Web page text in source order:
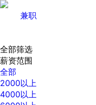
兼职
全部筛选
薪资范围
全部
2000以上
4000以上